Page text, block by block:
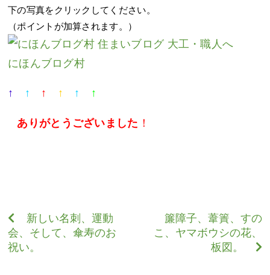
下の写真をクリックしてください。
（ポイントが加算されます。）
にほんブログ村
↑ ↑ ↑ ↑ ↑ ↑
ありがとうございました ！
新しい名刺、運動
会、そして、傘寿のお
祝い。
簾障子、葦簀、すの
こ、ヤマボウシの花、
板図。